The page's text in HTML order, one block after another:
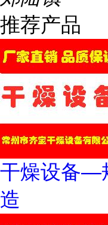
推荐产品
干燥设备—
造